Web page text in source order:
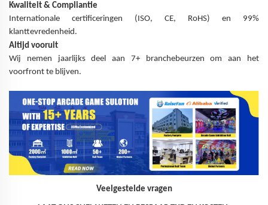
Kwaliteit & Compliantie
Internationale certificeringen (ISO, CE, RoHS) en 99%
klanttevredenheid.
Altijd vooruit
Wij nemen jaarlijks deel aan 7+ branchebeurzen om aan het
voorfront te blijven.
Veelgestelde vragen